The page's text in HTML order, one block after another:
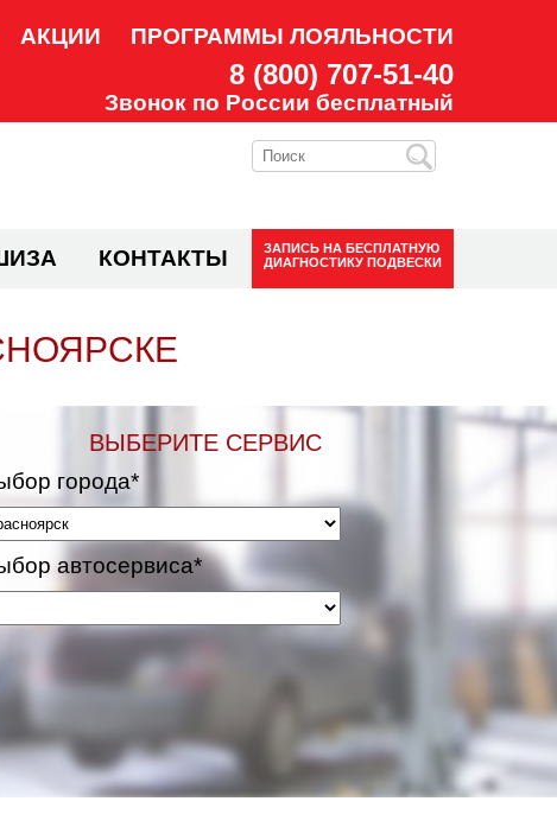
АКЦИИ ПРОГРАММЫ ЛОЯЛЬНОСТИ
8 (800) 707-51-40
Звонок по России бесплатный
КОНТАКТЫ ЗАПИСЬ НА БЕСПЛАТНУЮ
ДИАГНОСТИКУ ПОДВЕСКИ
ВЫБЕРИТЕ СЕРВИС
города*
автосервиса*